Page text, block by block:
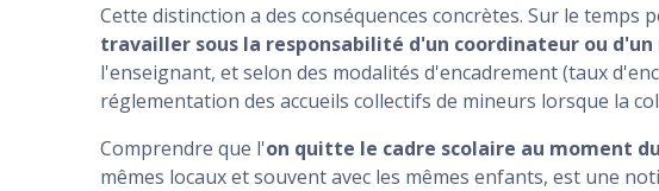
Cette distinction a des conséquences concrètes. Sur le temps
travailler sous la responsabilité d'un coordinateur ou
l'enseignant, et selon des modalités d'encadrement (taux
réglementation des accueils collectifs de mineurs lorsque la
Comprendre que l'on quitte le cadre scolaire au moment
mêmes locaux et souvent avec les mêmes enfants, est une